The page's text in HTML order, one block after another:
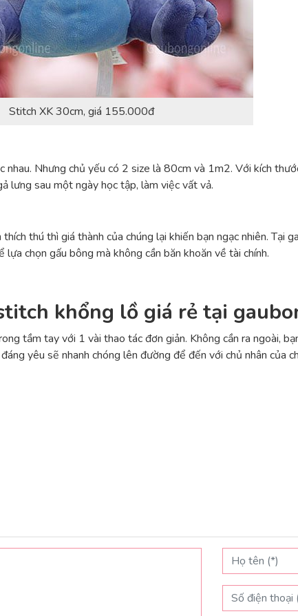
Stitch XK 30cm, giá 155.000đ
Nhưng chủ yếu có 2 size là 80cm và 1m2. Với kích
lưng sau một ngày học tập, làm việc vất vả.
thú thì giá thành của chúng lại khiến bạn ngạc nhiên. Tại
chọn gấu bông mà không cần băn khoăn về tài chính.
khổng lồ giá rẻ tại
tầm tay với 1 vài thao tác đơn giản. Không cần ra ngoài,
yêu sẽ nhanh chóng lên đường để đến với chủ nhân của